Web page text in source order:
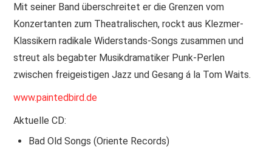
Mit seiner Band überschreitet er die Grenzen vom
Konzertanten zum Theatralischen, rockt aus Klezmer-
Klassikern radikale Widerstands-Songs zusammen und
streut als begabter Musikdramatiker Punk-Perlen
zwischen freigeistigen Jazz und Gesang á la Tom Waits.
www.paintedbird.de
Aktuelle CD:
Bad Old Songs (Oriente Records)